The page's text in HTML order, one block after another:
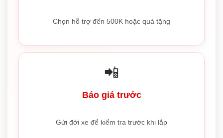
Chọn hỗ trợ đến 500K hoặc quà tặng
📲
Báo giá trước
Gửi đời xe để kiểm tra trước khi lắp